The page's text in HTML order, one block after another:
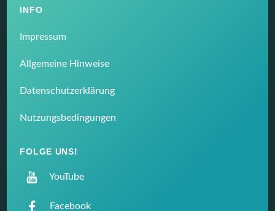
INFO
Impressum
Allgemeine Hinweise
Datenschutzerklärung
Nutzungsbedingungen
FOLGE UNS!
YouTube
Facebook